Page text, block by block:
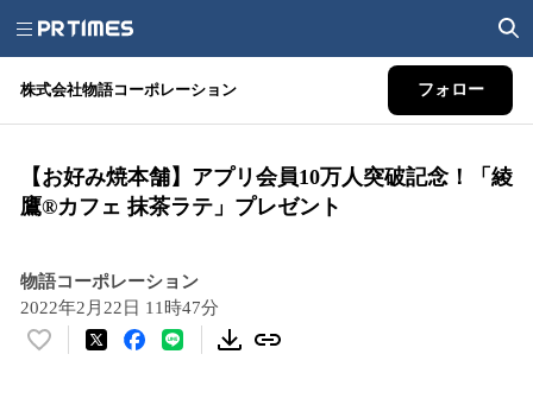
株式会社物語コーポレーション フォロー
【お好み焼本舗】アプリ会員10万人突破記念！「綾
鷹®︎カフェ 抹茶ラテ」プレゼント
物語コーポレーション
2022年2月22日 11時47分
い